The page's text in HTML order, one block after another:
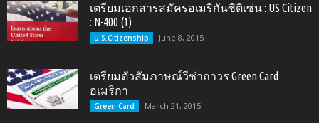
เตรียมเอกสารสมัครอเมริกันซิติเซ่น : US Citizen
: N-400 (1)
U.S.Citizenship June 8, 2015
เตรียมตัวสัมภาษณ์วีซ่าถาวร Green Card
อเมริกา
Green Card March 21, 2015